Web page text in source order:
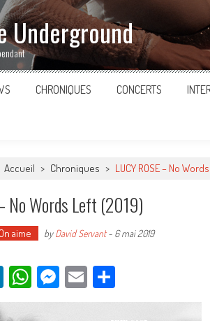
Underground
CHRONIQUES CONCERTS
Accueil > Chroniques > LUCY ROSE – No
No Words Left (2019)
On aime byDavid Servant- 6 mai 2019
LinkedIn
WhatsApp
Messenger
Email